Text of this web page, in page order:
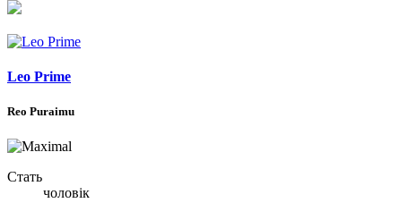
Leo Prime
Reo Puraimu
Стать
чоловік